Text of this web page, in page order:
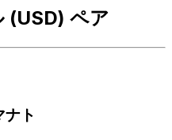
(USD) ペア
ナト